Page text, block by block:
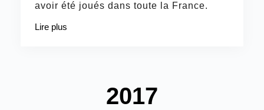
avoir été joués dans toute la France.
Lire plus
2017